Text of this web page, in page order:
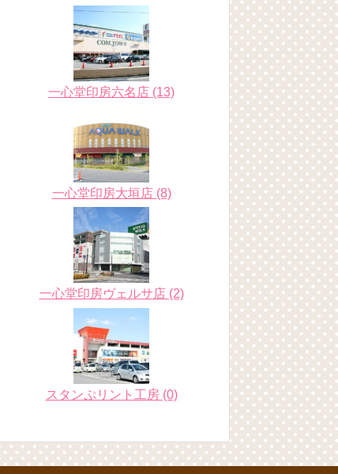
一心堂印房六名店 (13)
一心堂印房大垣店 (8)
一心堂印房ヴェルサ店 (2)
スタンぷリント工房 (0)